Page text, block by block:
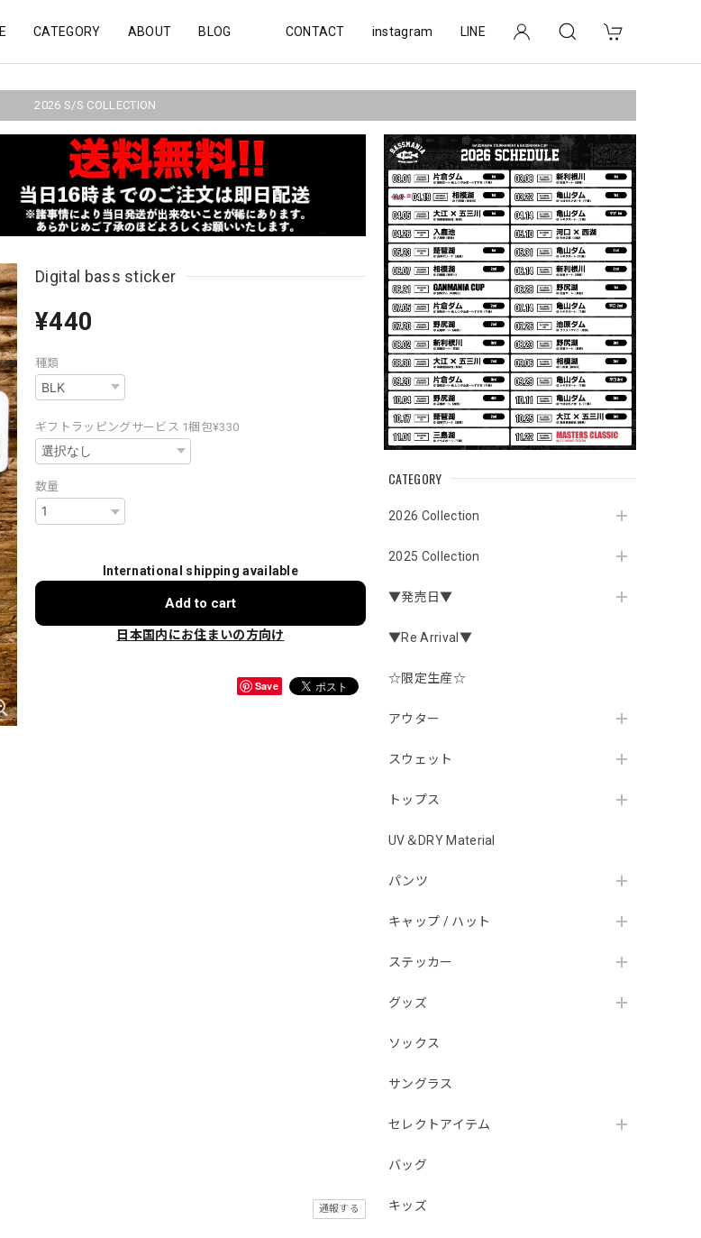
CATEGORY ABOUT BLOG CONTACT instagram LINE
2026 S/S COLLECTION
CATEGORY
2026 Collection
2025 Collection
▼発売日▼
▼Re Arrival▼
☆限定生産☆
アウター
スウェット
トップス
UV＆DRY Material
パンツ
キャップ / ハット
ステッカー
グッズ
ソックス
サングラス
セレクトアイテム
バッグ
キッズ
Digital bass sticker
¥440
種類
ギフトラッピングサービス 1梱包¥330
数量
International shipping available
Add to cart
日本国内にお住まいの方向け
Save
通報する